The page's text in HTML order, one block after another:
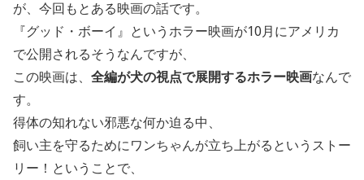
が、今回もとある映画の話です。
『グッド・ボーイ』というホラー映画が10月にアメリカ
で公開されるそうなんですが、
この映画は、 全編が犬の視点で展開するホラー映画なんで
す。
得体の知れない邪悪な何か迫る中、
飼い主を守るためにワンちゃんが立ち上がるというストー
リー！ということで、